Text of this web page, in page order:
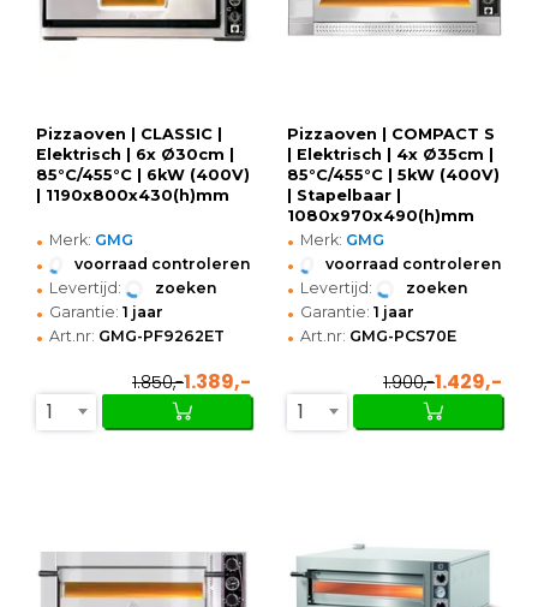
Pizzaoven | CLASSIC |
Elektrisch | 6x Ø30cm |
85°C/455°C | 6kW (400V)
| 1190x800x430(h)mm
• Merk: GMG
• voorraad controleren
• Levertijd: zoeken
• Garantie: 1 jaar
• Art.nr: GMG-PF9262ET
1.850,-1.389,-
1
Pizzaoven | COMPACT S
| Elektrisch | 4x Ø35cm |
85°C/455°C | 5kW (400V)
| Stapelbaar |
1080x970x490(h)mm
• Merk: GMG
• voorraad controleren
• Levertijd: zoeken
• Garantie: 1 jaar
• Art.nr: GMG-PCS70E
1.900,-1.429,-
1